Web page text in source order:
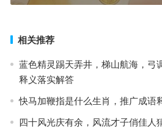
相关推荐
蓝色精灵踢天弄井，梯山航海，弓
释义落实解答
快马加鞭指是什么生肖，推广成语
四十风光庆有余，风流才子俏佳人